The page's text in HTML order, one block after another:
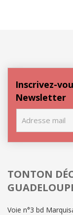
Inscrivez-
Newsletter
TONTON
Voie n°3 bd